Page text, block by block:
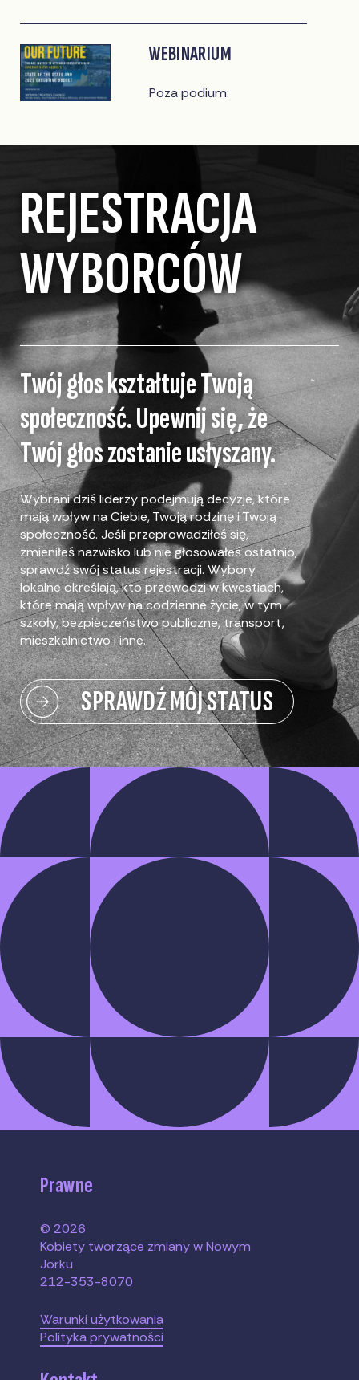
WEBINARIUM
Poza podium:
REJESTRACJA
WYBORCÓW
Twój głos kształtuje Twoją
społeczność. Upewnij się, że
Twój głos zostanie usłyszany.
Wybrani dziś liderzy podejmują decyzje, które
mają wpływ na Ciebie, Twoją rodzinę i Twoją
społeczność. Jeśli przeprowadziłeś się,
zmieniłeś nazwisko lub nie głosowałeś ostatnio,
sprawdź swój status rejestracji. Wybory
lokalne określają, kto przewodzi w kwestiach,
które mają wpływ na codzienne życie, w tym
szkoły, bezpieczeństwo publiczne, transport,
mieszkalnictwo i inne.
SPRAWDŹ MÓJ STATUS
Prawne
© 2026
Kobiety tworzące zmiany w Nowym
Jorku
212-353-8070
Warunki użytkowania
Polityka prywatności